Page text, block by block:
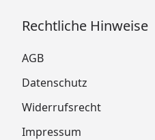
Rechtliche Hinweise
AGB
Datenschutz
Widerrufsrecht
Impressum